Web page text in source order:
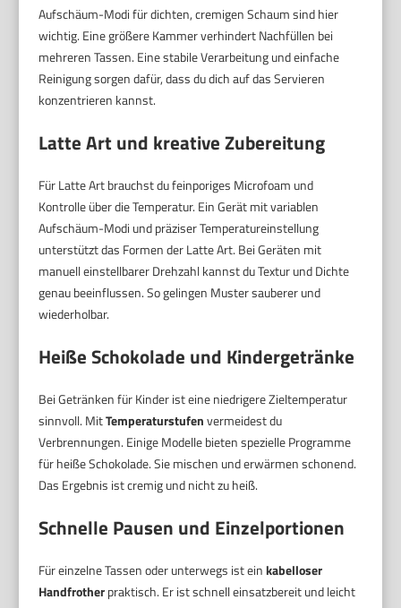
Aufschäum-Modi für dichten, cremigen Schaum sind hier
wichtig. Eine größere Kammer verhindert Nachfüllen bei
mehreren Tassen. Eine stabile Verarbeitung und einfache
Reinigung sorgen dafür, dass du dich auf das Servieren
konzentrieren kannst.
Latte Art und kreative Zubereitung
Für Latte Art brauchst du feinporiges Microfoam und
Kontrolle über die Temperatur. Ein Gerät mit variablen
Aufschäum-Modi und präziser Temperatureinstellung
unterstützt das Formen der Latte Art. Bei Geräten mit
manuell einstellbarer Drehzahl kannst du Textur und Dichte
genau beeinflussen. So gelingen Muster sauberer und
wiederholbar.
Heiße Schokolade und Kindergetränke
Bei Getränken für Kinder ist eine niedrigere Zieltemperatur
sinnvoll. MitTemperaturstufenvermeidest du
Verbrennungen. Einige Modelle bieten spezielle Programme
für heiße Schokolade. Sie mischen und erwärmen schonend.
Das Ergebnis ist cremig und nicht zu heiß.
Schnelle Pausen und Einzelportionen
Für einzelne Tassen oder unterwegs ist einkabelloser
Handfrotherpraktisch. Er ist schnell einsatzbereit und leicht